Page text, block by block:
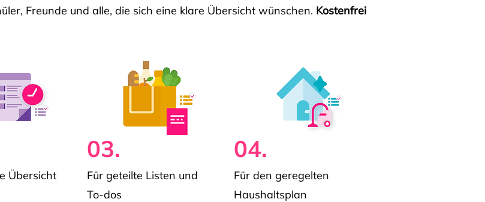
Freunde und alle, die sich eine klare Übersicht wünschen. Kostenfrei
Übersicht
03.
Für geteilte Listen und
To-dos
04.
Für den geregelten
Haushaltsplan